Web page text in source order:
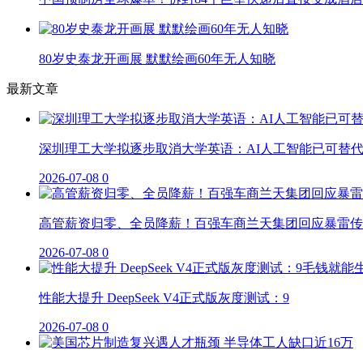
80岁史泰龙开画展 默默绘画60年无人知晓
最新文章
深圳理工大学拟逐步取消大学英语：AI人工智能已可替代
2026-07-08 0
高管薪资归零、全员降薪！百强车商兰天集团回应暴雷
2026-07-08 0
性能大提升 DeepSeek V4正式版灰度测试：9
2026-07-08 0